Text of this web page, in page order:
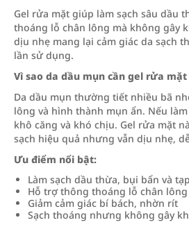
Gel rửa mặt giúp làm sạch sâu dầu
thoáng lỗ chân lông mà không gây
dịu nhẹ mang lại cảm giác da sạch
lần sử dụng.
Vì sao da dầu mụn cần gel rửa
Da dầu mụn thường tiết nhiều bã
lông và hình thành mụn ẩn. Nếu
khô căng và khó chịu. Gel rửa mặt
sạch hiệu quả nhưng vẫn dịu nhẹ,
Ưu điểm nổi bật:
Làm sạch dầu thừa, bụi bẩn và
Hỗ trợ thông thoáng lỗ chân lông
Giảm cảm giác bí bách, nhờn rít
Sạch thoáng nhưng không gây